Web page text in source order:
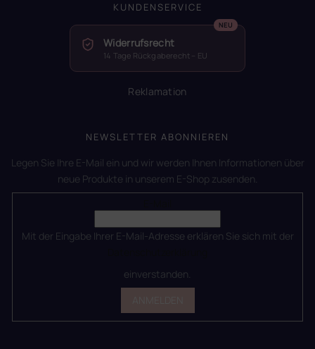
KUNDENSERVICE
Widerrufsrecht
14 Tage Rückgaberecht – EU
Reklamation
NEWSLETTER ABONNIEREN
Legen Sie Ihre E-Mail ein und wir werden Ihnen Informationen über
neue Produkte in unserem E-Shop zusenden.
Mit der Eingabe Ihrer E-Mail-Adresse erklären Sie sich mit der
einverstanden.